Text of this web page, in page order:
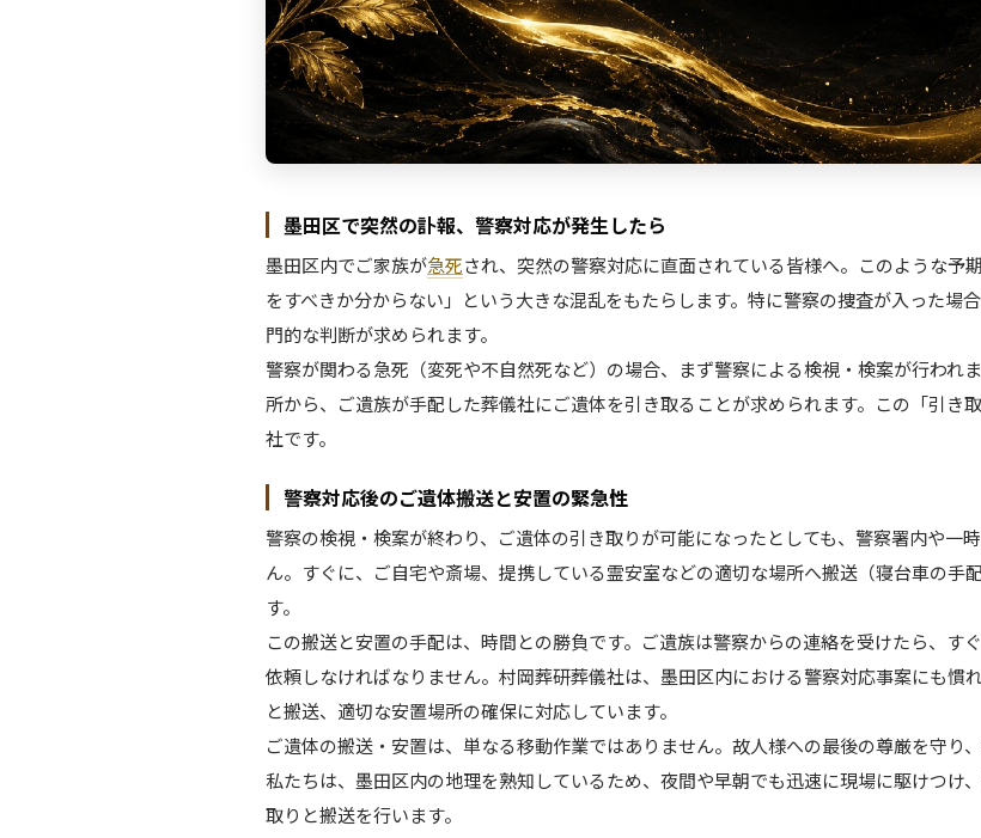
墨田区で突然の訃報、警察対応が発生したら
墨田区内でご家族が急死され、突然の警察対応に直面されている皆様へ。このような予
をすべきか分からない」という大きな混乱をもたらします。特に警察の捜査が入った場
門的な判断が求められます。
警察が関わる急死（変死や不自然死など）の場合、まず警察による検視・検案が行われ
所から、ご遺族が手配した葬儀社にご遺体を引き取ることが求められます。この「引き
社です。
警察対応後のご遺体搬送と安置の緊急性
警察の検視・検案が終わり、ご遺体の引き取りが可能になったとしても、警察署内や一
ん。すぐに、ご自宅や斎場、提携している霊安室などの適切な場所へ搬送（寝台車の手
す。
この搬送と安置の手配は、時間との勝負です。ご遺族は警察からの連絡を受けたら、す
依頼しなければなりません。村岡葬研葬儀社は、墨田区内における警察対応事案にも慣
と搬送、適切な安置場所の確保に対応しています。
ご遺体の搬送・安置は、単なる移動作業ではありません。故人様への最後の尊厳を守り
私たちは、墨田区内の地理を熟知しているため、夜間や早朝でも迅速に現場に駆けつけ
取りと搬送を行います。